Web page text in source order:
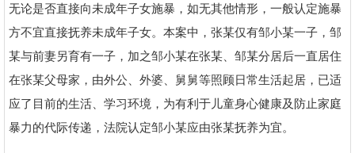
无论是否直接向未成年子女施暴，如无其他情形，一般认定施暴
方不宜直接抚养未成年子女。本案中，张某仅有邹小某一子，邹
某与前妻另育有一子，加之邹小某在张某、邹某分居后一直居住
在张某父母家，由外公、外婆、舅舅等照顾日常生活起居，已适
应了目前的生活、学习环境，为有利于儿童身心健康及防止家庭
暴力的代际传递，法院认定邹小某应由张某抚养为宜。